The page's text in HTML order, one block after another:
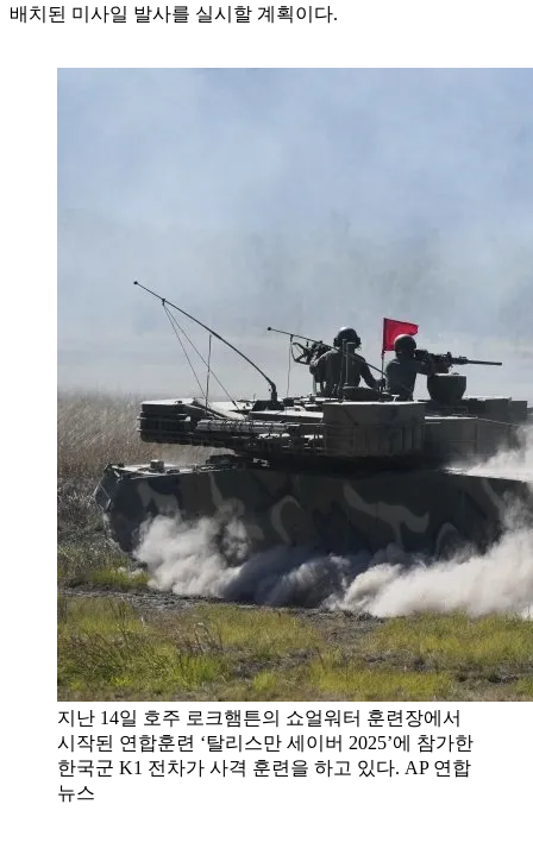
배치된 미사일 발사를 실시할 계획이다.
지난 14일 호주 로크햄튼의 쇼얼워터 훈련장에서
시작된 연합훈련 ‘탈리스만 세이버 2025’에 참가한
한국군 K1 전차가 사격 훈련을 하고 있다. AP 연합
뉴스